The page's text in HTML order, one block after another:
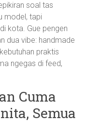
soal tas
model, tapi
kota. Gue pengen
dua vibe: handmade
praktis
ngegas di feed,
Cuma
Semua